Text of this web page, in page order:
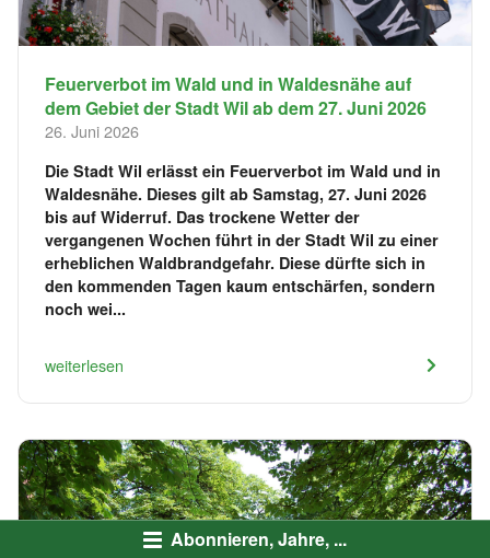
Abonnieren, Jahre, ...
Feuerverbot im Wald und in Waldesnähe auf
dem Gebiet der Stadt Wil ab dem 27. Juni 2026
26. Juni 2026
Die Stadt Wil erlässt ein Feuerverbot im Wald und in
Waldesnähe. Dieses gilt ab Samstag, 27. Juni 2026
bis auf Widerruf. Das trockene Wetter der
vergangenen Wochen führt in der Stadt Wil zu einer
erheblichen Waldbrandgefahr. Diese dürfte sich in
den kommenden Tagen kaum entschärfen, sondern
noch wei...
weiterlesen